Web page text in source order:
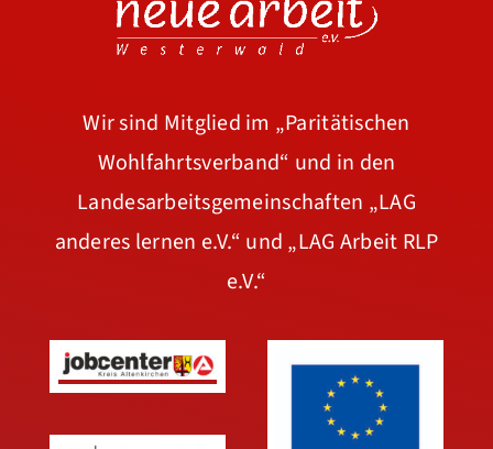
Wir sind Mitglied im „Paritätischen
Wohlfahrtsverband“ und in den
Landesarbeitsgemeinschaften „LAG
anderes lernen e.V.“ und „LAG Arbeit RLP
e.V.“